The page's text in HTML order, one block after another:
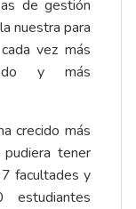
de gestión
nuestra para
vez más
y más
crecido más
tener
facultades y